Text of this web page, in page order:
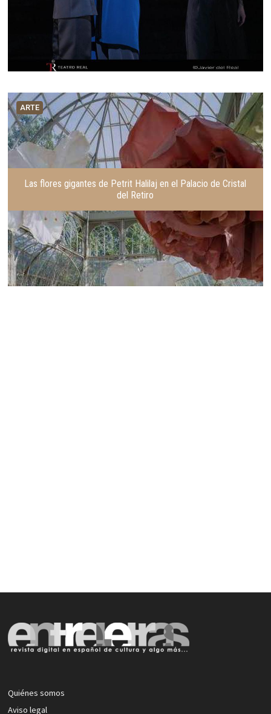
ARTE
Las flores gigantes de Petrit Halilaj en el Palacio de Cristal
del Retiro
Quiénes somos
Aviso legal